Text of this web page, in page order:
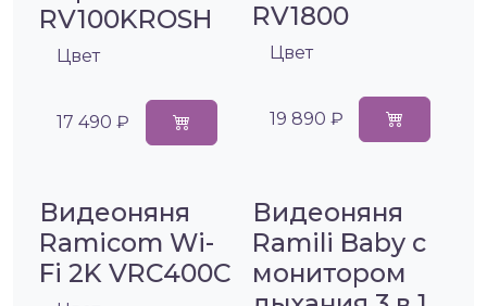
RV100KROSH
Цвет
17 490 ₽
RV1800
Цвет
19 890 ₽
Видеоняня
Ramicom Wi-
Fi 2K VRC400C
Видеоняня
Ramili Baby с
монитором